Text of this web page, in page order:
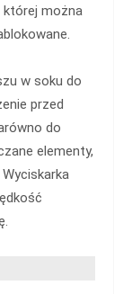
której można
w soku do
przed
do
elementy,